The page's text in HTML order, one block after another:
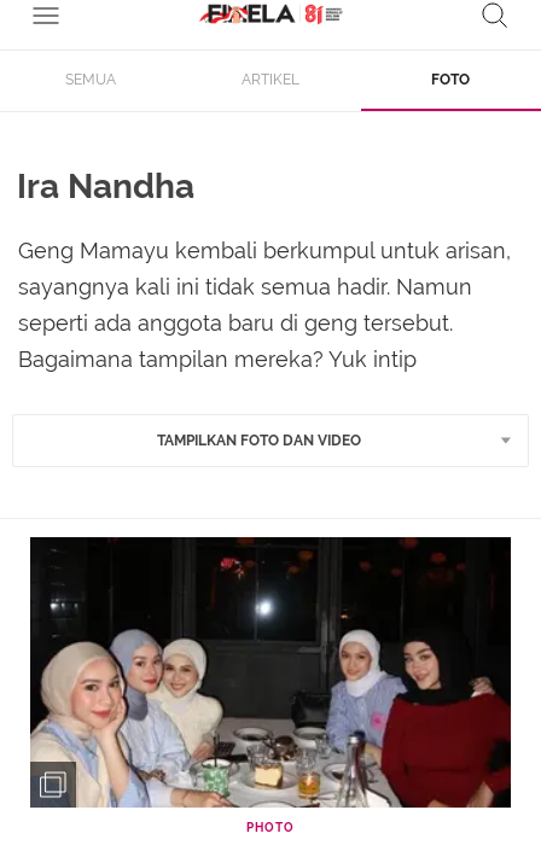
SEMUA ARTIKEL FOTO
Ira Nandha
Geng Mamayu kembali berkumpul untuk arisan,
sayangnya kali ini tidak semua hadir. Namun
seperti ada anggota baru di geng tersebut.
Bagaimana tampilan mereka? Yuk intip
TAMPILKAN FOTO DAN VIDEO
PHOTO